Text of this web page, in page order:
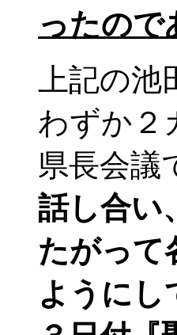
ったので
上記の
わずか２
県長会議
話し合い、
たがって
ようにし